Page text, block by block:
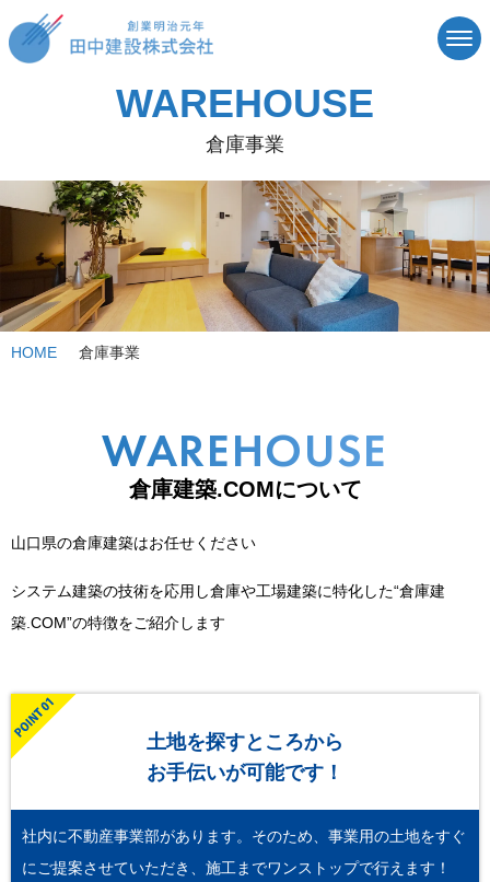
WAREHOUSE
倉庫事業
HOME 倉庫事業
WAREHOUSE
倉庫建築.COMについて
山口県の倉庫建築はお任せください
システム建築の技術を応用し倉庫や工場建築に特化した“倉庫建
築.COM”の特徴をご紹介します
土地を探すところから
お手伝いが可能です！
社内に不動産事業部があります。そのため、事業用の土地をすぐ
にご提案させていただき、施工までワンストップで行えます！